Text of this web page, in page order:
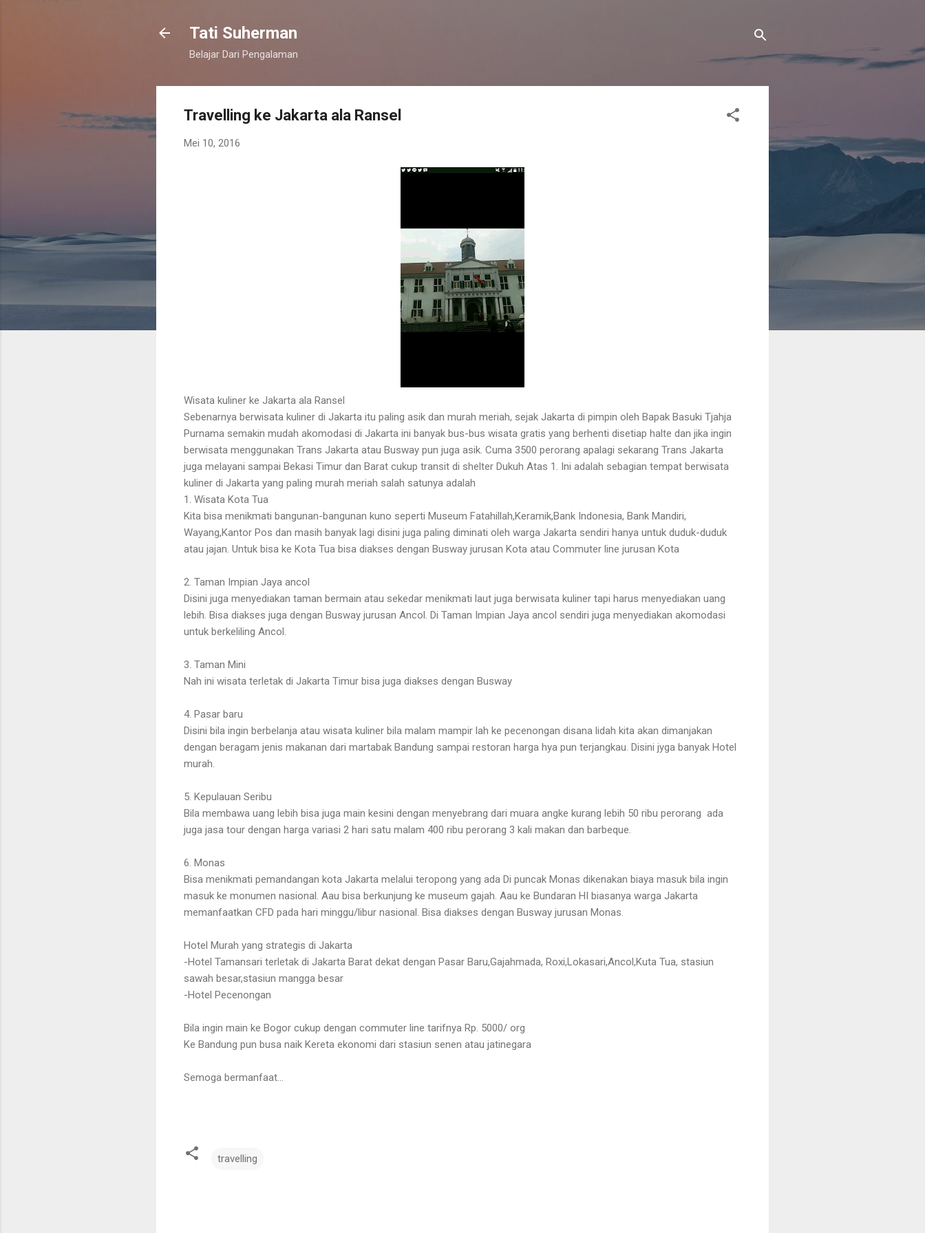
Tati Suherman
Belajar Dari Pengalaman
Travelling ke Jakarta ala Ransel
Mei 10, 2016
Wisata kuliner ke Jakarta ala Ransel
Sebenarnya berwisata kuliner di Jakarta itu paling asik dan murah meriah, sejak Jakarta di pimpin oleh Bapak Basuki Tjahja
Purnama semakin mudah akomodasi di Jakarta ini banyak bus-bus wisata gratis yang berhenti disetiap halte dan jika ingin
berwisata menggunakan Trans Jakarta atau Busway pun juga asik. Cuma 3500 perorang apalagi sekarang Trans Jakarta
juga melayani sampai Bekasi Timur dan Barat cukup transit di shelter Dukuh Atas 1. Ini adalah sebagian tempat berwisata
kuliner di Jakarta yang paling murah meriah salah satunya adalah
1. Wisata Kota Tua
Kita bisa menikmati bangunan-bangunan kuno seperti Museum Fatahillah,Keramik,Bank Indonesia, Bank Mandiri,
Wayang,Kantor Pos dan masih banyak lagi disini juga paling diminati oleh warga Jakarta sendiri hanya untuk duduk-duduk
atau jajan. Untuk bisa ke Kota Tua bisa diakses dengan Busway jurusan Kota atau Commuter line jurusan Kota
2. Taman Impian Jaya ancol
Disini juga menyediakan taman bermain atau sekedar menikmati laut juga berwisata kuliner tapi harus menyediakan uang
lebih. Bisa diakses juga dengan Busway jurusan Ancol. Di Taman Impian Jaya ancol sendiri juga menyediakan akomodasi
untuk berkeliling Ancol.
3. Taman Mini
Nah ini wisata terletak di Jakarta Timur bisa juga diakses dengan Busway
4. Pasar baru
Disini bila ingin berbelanja atau wisata kuliner bila malam mampir lah ke pecenongan disana lidah kita akan dimanjakan
dengan beragam jenis makanan dari martabak Bandung sampai restoran harga hya pun terjangkau. Disini jyga banyak Hotel
murah.
5. Kepulauan Seribu
Bila membawa uang lebih bisa juga main kesini dengan menyebrang dari muara angke kurang lebih 50 ribu perorang ada
juga jasa tour dengan harga variasi 2 hari satu malam 400 ribu perorang 3 kali makan dan barbeque.
6. Monas
Bisa menikmati pemandangan kota Jakarta melalui teropong yang ada Di puncak Monas dikenakan biaya masuk bila ingin
masuk ke monumen nasional. Aau bisa berkunjung ke museum gajah. Aau ke Bundaran HI biasanya warga Jakarta
memanfaatkan CFD pada hari minggu/libur nasional. Bisa diakses dengan Busway jurusan Monas.
Hotel Murah yang strategis di Jakarta
-Hotel Tamansari terletak di Jakarta Barat dekat dengan Pasar Baru,Gajahmada, Roxi,Lokasari,Ancol,Kuta Tua, stasiun
sawah besar,stasiun mangga besar
-Hotel Pecenongan
Bila ingin main ke Bogor cukup dengan commuter line tarifnya Rp. 5000/ org
Ke Bandung pun busa naik Kereta ekonomi dari stasiun senen atau jatinegara
Semoga bermanfaat...
travelling